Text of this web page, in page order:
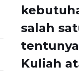
salah
Kuliah